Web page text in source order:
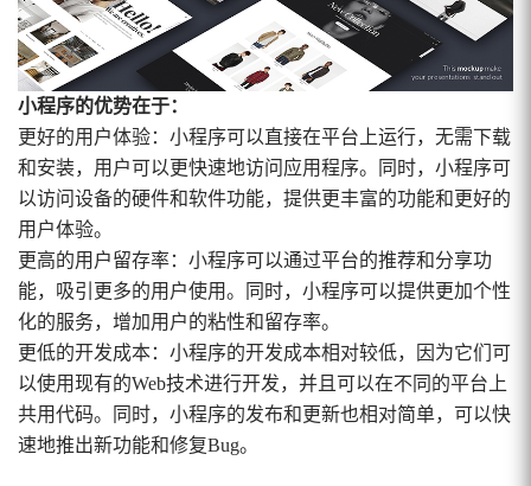
小程序的优势在于：
更好的用户体验：小程序可以直接在平台上运行，无需下载
和安装，用户可以更快速地访问应用程序。同时，小程序可
以访问设备的硬件和软件功能，提供更丰富的功能和更好的
用户体验。
更高的用户留存率：小程序可以通过平台的推荐和分享功
能，吸引更多的用户使用。同时，小程序可以提供更加个性
化的服务，增加用户的粘性和留存率。
更低的开发成本：小程序的开发成本相对较低，因为它们可
以使用现有的Web技术进行开发，并且可以在不同的平台上
共用代码。同时，小程序的发布和更新也相对简单，可以快
速地推出新功能和修复Bug。